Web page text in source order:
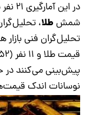
در
شمش طلا،
نوسانات اندک